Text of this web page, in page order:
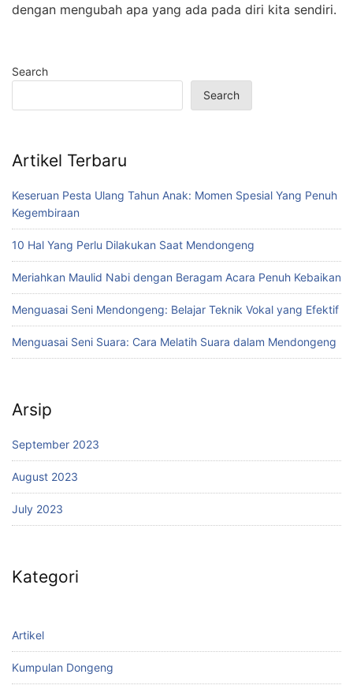
dengan mengubah apa yang ada pada diri kita sendiri.
Search
Search
Artikel Terbaru
Keseruan Pesta Ulang Tahun Anak: Momen Spesial Yang Penuh
Kegembiraan
10 Hal Yang Perlu Dilakukan Saat Mendongeng
Meriahkan Maulid Nabi dengan Beragam Acara Penuh Kebaikan
Menguasai Seni Mendongeng: Belajar Teknik Vokal yang Efektif
Menguasai Seni Suara: Cara Melatih Suara dalam Mendongeng
Arsip
September 2023
August 2023
July 2023
Kategori
Artikel
Kumpulan Dongeng